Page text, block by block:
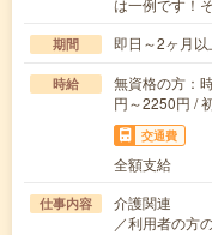
は一例です！
期間 即日～2ヶ月
時給
無資格の方：
円～2250円 /
交通費
全額支給
仕事内容
介護関連
／利用者の方